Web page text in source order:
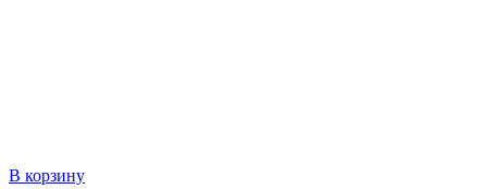
В корзину